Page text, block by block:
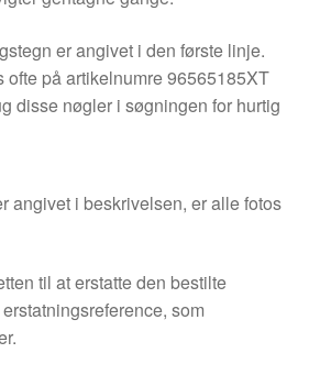
er angivet i den første linje.
ofte på artikelnumre 96565185XT
disse nøgler i søgningen for hurtig
angivet i beskrivelsen, er alle fotos
til at erstatte den bestilte
som